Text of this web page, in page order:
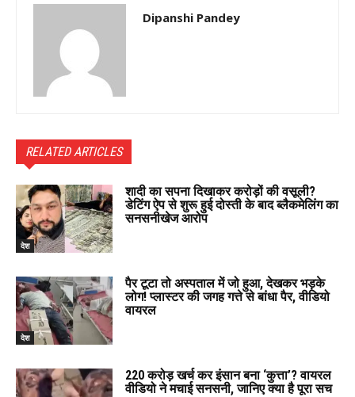
Dipanshi Pandey
RELATED ARTICLES
देश
शादी का सपना दिखाकर करोड़ों की वसूली?
डेटिंग ऐप से शुरू हुई दोस्ती के बाद ब्लैकमेलिंग का
सनसनीखेज आरोप
देश
पैर टूटा तो अस्पताल में जो हुआ, देखकर भड़के
लोग! प्लास्टर की जगह गत्ते से बांधा पैर, वीडियो
वायरल
220 करोड़ खर्च कर इंसान बना ‘कुत्ता’? वायरल
वीडियो ने मचाई सनसनी, जानिए क्या है पूरा सच